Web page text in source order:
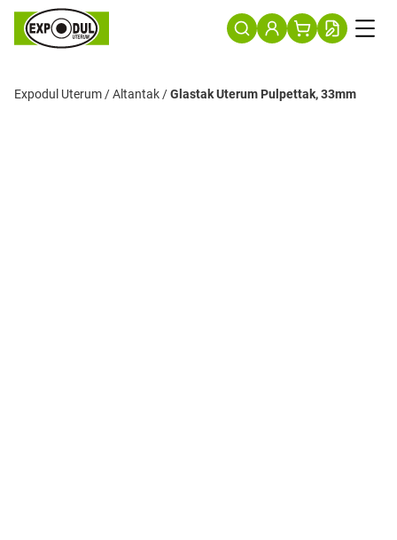
Expodul Uterum/Altantak/Glastak Uterum Pulpettak, 33mm